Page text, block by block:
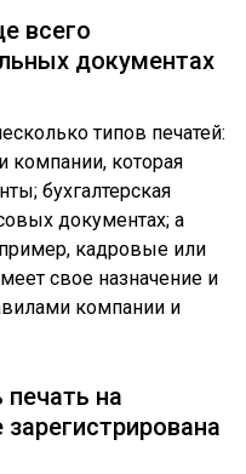
всего
документах
типов печатей:
компании, которая
бухгалтерская
документах; а
кадровые или
свое назначение и
компании и
на